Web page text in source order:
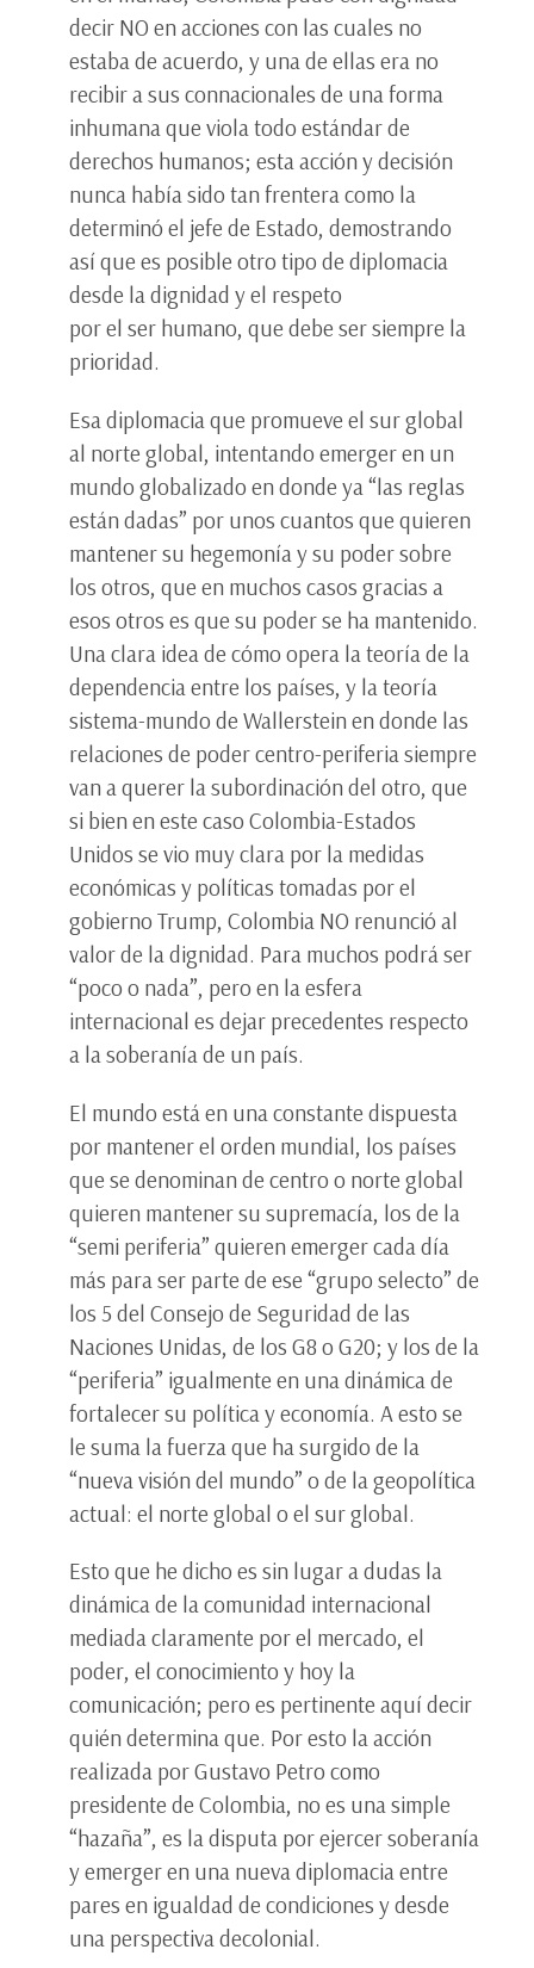
decir NO en acciones con las cuales no
estaba de acuerdo, y una de ellas era no
recibir a sus connacionales de una forma
inhumana que viola todo estándar de
derechos humanos; esta acción y decisión
nunca había sido tan frentera como la
determinó el jefe de Estado, demostrando
así que es posible otro tipo de diplomacia
desde la dignidad y el respeto
por el ser humano, que debe ser siempre la
prioridad.
Esa diplomacia que promueve el sur global
al norte global, intentando emerger en un
mundo globalizado en donde ya “las reglas
están dadas” por unos cuantos que quieren
mantener su hegemonía y su poder sobre
los otros, que en muchos casos gracias a
esos otros es que su poder se ha mantenido.
Una clara idea de cómo opera la teoría de la
dependencia entre los países, y la teoría
sistema-mundo de Wallerstein en donde las
relaciones de poder centro-periferia siempre
van a querer la subordinación del otro, que
si bien en este caso Colombia-Estados
Unidos se vio muy clara por la medidas
económicas y políticas tomadas por el
gobierno Trump, Colombia NO renunció al
valor de la dignidad. Para muchos podrá ser
“poco o nada”, pero en la esfera
internacional es dejar precedentes respecto
a la soberanía de un país.
El mundo está en una constante dispuesta
por mantener el orden mundial, los países
que se denominan de centro o norte global
quieren mantener su supremacía, los de la
“semi periferia” quieren emerger cada día
más para ser parte de ese “grupo selecto” de
los 5 del Consejo de Seguridad de las
Naciones Unidas, de los G8 o G20; y los de la
“periferia” igualmente en una dinámica de
fortalecer su política y economía. A esto se
le suma la fuerza que ha surgido de la
“nueva visión del mundo” o de la geopolítica
actual: el norte global o el sur global.
Esto que he dicho es sin lugar a dudas la
dinámica de la comunidad internacional
mediada claramente por el mercado, el
poder, el conocimiento y hoy la
comunicación; pero es pertinente aquí decir
quién determina que. Por esto la acción
realizada por Gustavo Petro como
presidente de Colombia, no es una simple
“hazaña”, es la disputa por ejercer soberanía
y emerger en una nueva diplomacia entre
pares en igualdad de condiciones y desde
una perspectiva decolonial.